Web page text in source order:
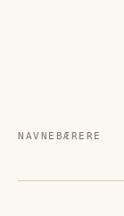
NAVNEBÆRERE